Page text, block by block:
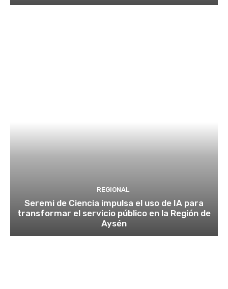
REGIONAL
Seremi de Ciencia impulsa el uso de IA para
transformar el servicio público en la Región de
Aysén